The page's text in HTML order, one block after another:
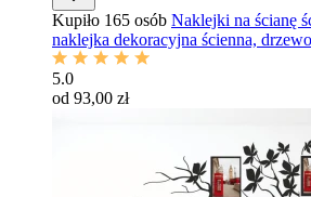
Kupiło 165 osób Naklejki na ścianę
naklejka dekoracyjna ścienna,
5.0
od 93,00 zł